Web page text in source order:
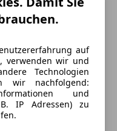
auf
verwenden wir und
Technologien
wir nachfolgend:
und
IP Adressen) zu